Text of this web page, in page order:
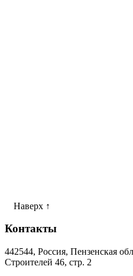
Наверх ↑
Контакты
442544, Россия, Пензенская
Строителей 46, стр. 2